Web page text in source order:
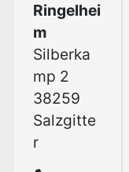
Ringelhei
m
Silberka
mp 2
38259
Salzgitte
r